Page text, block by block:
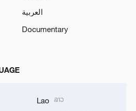
العربية
Documentary
Lao ລາວ